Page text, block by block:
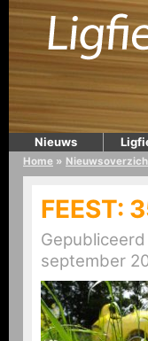
Nieuws
Home »
FEEST:
september